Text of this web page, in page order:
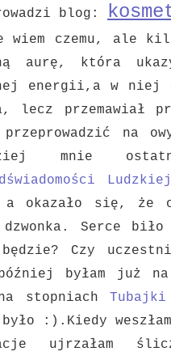
blog:
wiem czemu, ale
aurę, która
energii, a w niej
lecz przemawiał
przeprowadzić na
mnie
okazało się, że
dzwonka. Serce
Czy
byłam już
stopniachTubajki
było :). Kiedy
ujrzałam